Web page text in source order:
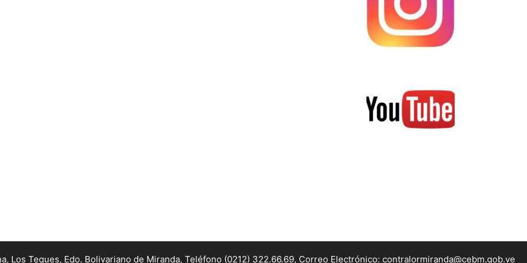
Los Teques, Edo. Bolivariano de Miranda, Teléfono (0212) 322.66.69, Correo Electrónico: contralormiranda@cebm.gob.ve